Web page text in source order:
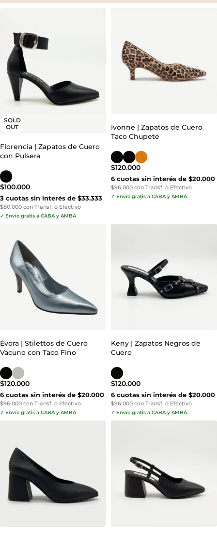
SOLD
OUT
Florencia | Zapatos de Cuero
con Pulsera
$100.000
3 cuotas sin interés de $33.333
$80.000 con Transf. o Efectivo
✓ Envío gratis a CABA y AMBA
Ivonne | Zapatos de Cuero
Taco Chupete
$120.000
6 cuotas sin interés de $20.000
$96.000 con Transf. o Efectivo
✓ Envío gratis a CABA y AMBA
Évora | Stilettos de Cuero
Vacuno con Taco Fino
$120.000
6 cuotas sin interés de $20.000
$96.000 con Transf. o Efectivo
✓ Envío gratis a CABA y AMBA
Keny | Zapatos Negros de
Cuero
$120.000
6 cuotas sin interés de $20.000
$96.000 con Transf. o Efectivo
✓ Envío gratis a CABA y AMBA